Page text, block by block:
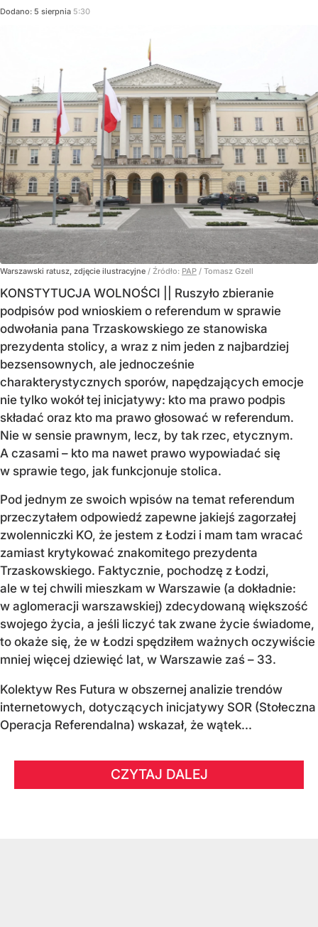
Dodano: 5 sierpnia 5:30
Warszawski ratusz, zdjęcie ilustracyjne / Źródło: PAP / Tomasz Gzell
KONSTYTUCJA WOLNOŚCI || Ruszyło zbieranie
podpisów pod wnioskiem o referendum w sprawie
odwołania pana Trzaskowskiego ze stanowiska
prezydenta stolicy, a wraz z nim jeden z najbardziej
bezsensownych, ale jednocześnie
charakterystycznych sporów, napędzających emocje
nie tylko wokół tej inicjatywy: kto ma prawo podpis
składać oraz kto ma prawo głosować w referendum.
Nie w sensie prawnym, lecz, by tak rzec, etycznym.
A czasami – kto ma nawet prawo wypowiadać się
w sprawie tego, jak funkcjonuje stolica.
Pod jednym ze swoich wpisów na temat referendum
przeczytałem odpowiedź zapewne jakiejś zagorzałej
zwolenniczki KO, że jestem z Łodzi i mam tam wracać
zamiast krytykować znakomitego prezydenta
Trzaskowskiego. Faktycznie, pochodzę z Łodzi,
ale w tej chwili mieszkam w Warszawie (a dokładnie:
w aglomeracji warszawskiej) zdecydowaną większość
swojego życia, a jeśli liczyć tak zwane życie świadome,
to okaże się, że w Łodzi spędziłem ważnych oczywiście
mniej więcej dziewięć lat, w Warszawie zaś – 33.
Kolektyw Res Futura w obszernej analizie trendów
internetowych, dotyczących inicjatywy SOR (Stołeczna
Operacja Referendalna) wskazał, że wątek...
CZYTAJ DALEJ